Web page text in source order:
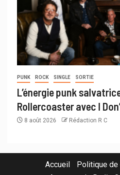
PUNK ROCK SINGLE SORTIE
L’énergie punk
Rollercoaster avec I
8 août 2026 Rédaction R C
Accueil
Politique